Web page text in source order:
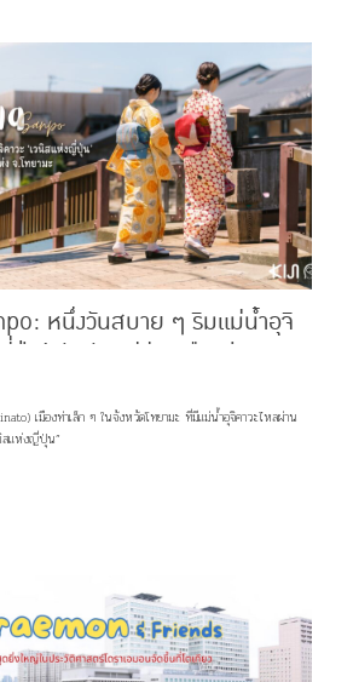
หนึ่งวันสบาย ๆ ริมแม่น้ำอุจิ
น’ สัมผัสวิถีชีวิตเมืองประมง
เมืองท่าเล็ก ๆ ในจังหวัดโทยามะ ที่มีแม่น้ำอุจิคาวะไหลผ่าน
สแห่งญี่ปุ่น”